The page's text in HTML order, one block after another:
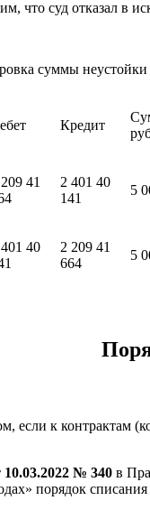
что суд отказал в
суммы
Кредит
41
2 401 40
141
5
40
2 209 41
664
5
если к контрактам
№ 340 в
порядок